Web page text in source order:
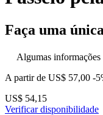
Faça uma
Algumas
A partir de US$ 57,00 -
US$ 54,15
Verificar disponibilidade